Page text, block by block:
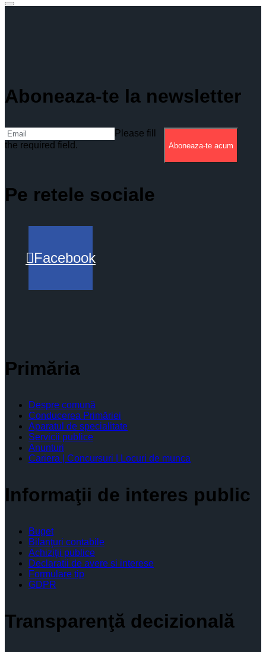
Aboneaza-te la newsletter
Please fill
the required field.
Aboneaza-te acum
Pe retele sociale
Facebook
Primăria
Despre comună
Conducerea Primăriei
Aparatul de specialitate
Servicii publice
Anunturi
Cariera | Concursuri | Locuri de munca
Informaţii de interes public
Buget
Bilanţuri contabile
Achiziţii publice
Declaratii de avere si interese
Formulare tip
GDPR
Transparenţă decizională